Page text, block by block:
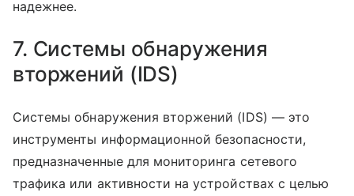
надежнее.
7. Системы обнаружения
вторжений (IDS)
Системы обнаружения вторжений (IDS) — это
инструменты информационной безопасности,
предназначенные для мониторинга сетевого
трафика или активности на устройствах с целью